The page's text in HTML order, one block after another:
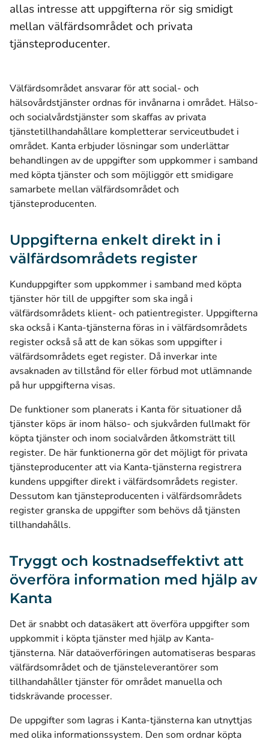
allas intresse att uppgifterna rör sig smidigt
mellan välfärdsområdet och privata
tjänsteproducenter.
Välfärdsområdet ansvarar för att social- och
hälsovårdstjänster ordnas för invånarna i området. Hälso-
och socialvårdstjänster som skaffas av privata
tjänstetillhandahållare kompletterar serviceutbudet i
området. Kanta erbjuder lösningar som underlättar
behandlingen av de uppgifter som uppkommer i samband
med köpta tjänster och som möjliggör ett smidigare
samarbete mellan välfärdsområdet och
tjänsteproducenten.
Uppgifterna enkelt direkt in i
välfärdsområdets register
Kunduppgifter som uppkommer i samband med köpta
tjänster hör till de uppgifter som ska ingå i
välfärdsområdets klient- och patientregister. Uppgifterna
ska också i Kanta-tjänsterna föras in i välfärdsområdets
register också så att de kan sökas som uppgifter i
välfärdsområdets eget register. Då inverkar inte
avsaknaden av tillstånd för eller förbud mot utlämnande
på hur uppgifterna visas.
De funktioner som planerats i Kanta för situationer då
tjänster köps är inom hälso- och sjukvården fullmakt för
köpta tjänster och inom socialvården åtkomsträtt till
register. De här funktionerna gör det möjligt för privata
tjänsteproducenter att via Kanta-tjänsterna registrera
kundens uppgifter direkt i välfärdsområdets register.
Dessutom kan tjänsteproducenten i välfärdsområdets
register granska de uppgifter som behövs då tjänsten
tillhandahålls.
Tryggt och kostnadseffektivt att
överföra information med hjälp av
Kanta
Det är snabbt och datasäkert att överföra uppgifter som
uppkommit i köpta tjänster med hjälp av Kanta-
tjänsterna. När dataöverföringen automatiseras besparas
välfärdsområdet och de tjänsteleverantörer som
tillhandahåller tjänster för området manuella och
tidskrävande processer.
De uppgifter som lagras i Kanta-tjänsterna kan utnyttjas
med olika informationssystem. Den som ordnar köpta